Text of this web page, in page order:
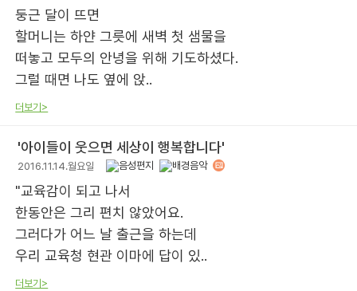
둥근 달이 뜨면
할머니는 하얀 그릇에 새벽 첫 샘물을
떠놓고 모두의 안녕을 위해 기도하셨다.
그럴 때면 나도 옆에 앉..
더보기>
'아이들이 웃으면 세상이 행복합니다'
2016.11.14.월요일
"교육감이 되고 나서
한동안은 그리 편치 않았어요.
그러다가 어느 날 출근을 하는데
우리 교육청 현관 이마에 답이 있..
더보기>